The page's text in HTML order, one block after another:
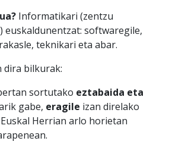
Informatikari (zentzu
euskaldunentzat: softwaregile,
teknikari eta abar.
dira bilkurak:
sortutako eztabaida eta
gabe, eragile izan direlako
Herrian arlo horietan